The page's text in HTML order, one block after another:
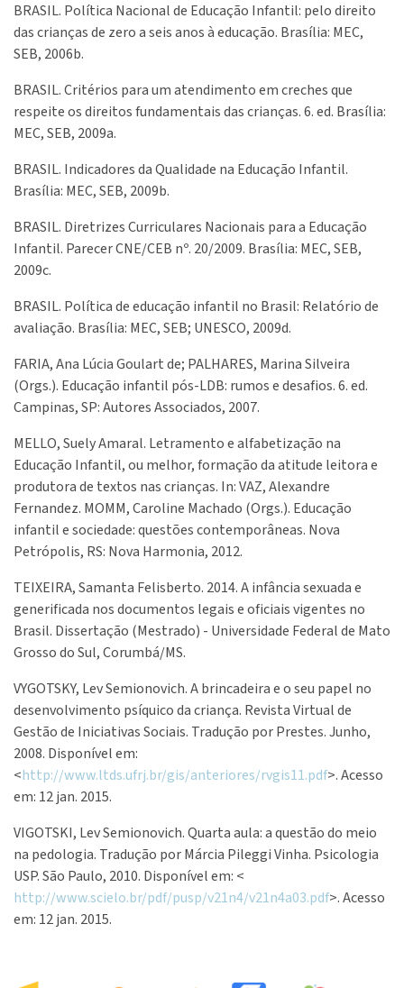
BRASIL. Política Nacional de Educação Infantil: pelo direito
das crianças de zero a seis anos à educação. Brasília: MEC,
SEB, 2006b.
BRASIL. Critérios para um atendimento em creches que
respeite os direitos fundamentais das crianças. 6. ed. Brasília:
MEC, SEB, 2009a.
BRASIL. Indicadores da Qualidade na Educação Infantil.
Brasília: MEC, SEB, 2009b.
BRASIL. Diretrizes Curriculares Nacionais para a Educação
Infantil. Parecer CNE/CEB nº. 20/2009. Brasília: MEC, SEB,
2009c.
BRASIL. Política de educação infantil no Brasil: Relatório de
avaliação. Brasília: MEC, SEB; UNESCO, 2009d.
FARIA, Ana Lúcia Goulart de; PALHARES, Marina Silveira
(Orgs.). Educação infantil pós-LDB: rumos e desafios. 6. ed.
Campinas, SP: Autores Associados, 2007.
MELLO, Suely Amaral. Letramento e alfabetização na
Educação Infantil, ou melhor, formação da atitude leitora e
produtora de textos nas crianças. In: VAZ, Alexandre
Fernandez. MOMM, Caroline Machado (Orgs.). Educação
infantil e sociedade: questões contemporâneas. Nova
Petrópolis, RS: Nova Harmonia, 2012.
TEIXEIRA, Samanta Felisberto. 2014. A infância sexuada e
generificada nos documentos legais e oficiais vigentes no
Brasil. Dissertação (Mestrado) - Universidade Federal de Mato
Grosso do Sul, Corumbá/MS.
VYGOTSKY, Lev Semionovich. A brincadeira e o seu papel no
desenvolvimento psíquico da criança. Revista Virtual de
Gestão de Iniciativas Sociais. Tradução por Prestes. Junho,
2008. Disponível em:
<http://www.ltds.ufrj.br/gis/anteriores/rvgis11.pdf>. Acesso
em: 12 jan. 2015.
VIGOTSKI, Lev Semionovich. Quarta aula: a questão do meio
na pedologia. Tradução por Márcia Pileggi Vinha. Psicologia
USP. São Paulo, 2010. Disponível em: <
http://www.scielo.br/pdf/pusp/v21n4/v21n4a03.pdf>. Acesso
em: 12 jan. 2015.